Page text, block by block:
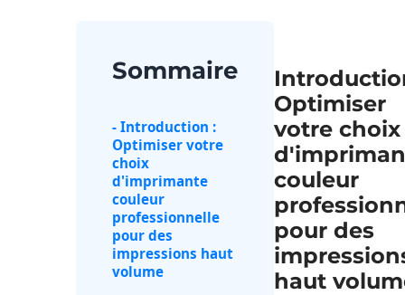
Sommaire
- Introduction :
Optimiser votre
choix
d'imprimante
couleur
professionnelle
pour des
impressions haut
volume
Optimiser
votre choix
couleur
pour des
haut